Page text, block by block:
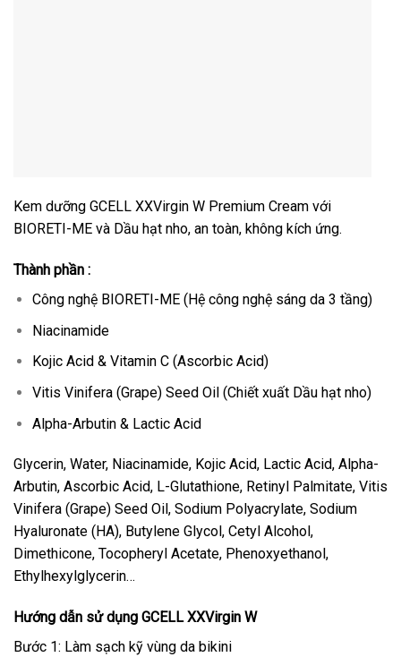
Kem dưỡng GCELL XXVirgin W Premium Cream với
BIORETI-ME và Dầu hạt nho, an toàn, không kích ứng.
Thành phần :
Công nghệ BIORETI-ME (Hệ công nghệ sáng da 3 tầng)
Niacinamide
Kojic Acid & Vitamin C (Ascorbic Acid)
Vitis Vinifera (Grape) Seed Oil (Chiết xuất Dầu hạt nho)
Alpha-Arbutin & Lactic Acid
Glycerin, Water, Niacinamide, Kojic Acid, Lactic Acid, Alpha-
Arbutin, Ascorbic Acid, L-Glutathione, Retinyl Palmitate, Vitis
Vinifera (Grape) Seed Oil, Sodium Polyacrylate, Sodium
Hyaluronate (HA), Butylene Glycol, Cetyl Alcohol,
Dimethicone, Tocopheryl Acetate, Phenoxyethanol,
Ethylhexylglycerin…
Hướng dẫn sử dụng GCELL XXVirgin W
Bước 1: Làm sạch kỹ vùng da bikini